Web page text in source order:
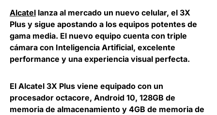
Alcatel lanza al mercado un nuevo celular, el 3X
Plus y sigue apostando a los equipos potentes de
gama media. El nuevo equipo cuenta con triple
cámara con Inteligencia Artificial, excelente
performance y una experiencia visual perfecta.
El Alcatel 3X Plus viene equipado con un
procesador octacore, Android 10, 128GB de
memoria de almacenamiento y 4GB de memoria de